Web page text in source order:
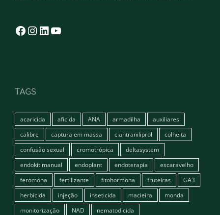
Facebook
Instagram
LinkedIn
TAGS
acaricida aficida ANA armadilha
auxiliares
calibre
captura em massa ciantraniliprol
colheita
confusão sexual
cromotrópica
deltasystem
endokit manual
endoplant endoterapia
escaravelho
feromona
fertilizante fitohormona fruteiras
GA3
herbicida
injeção inseticida macieira
monda
monitorização
NAD
nematodicida